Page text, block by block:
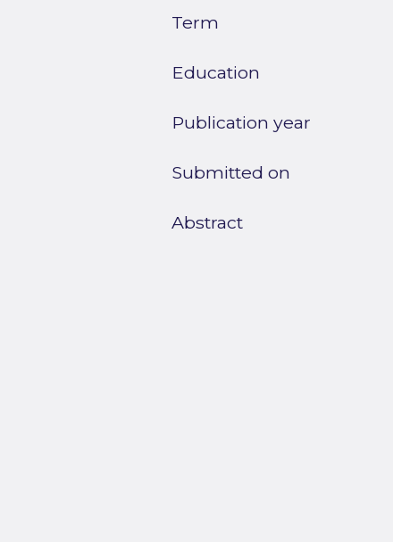
Term
Education
Publication year
Submitted on
Abstract